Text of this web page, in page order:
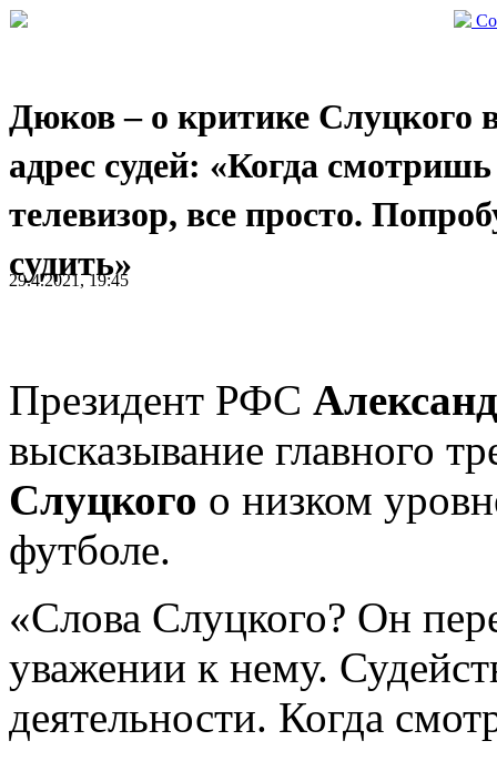
Дюков – о критике Слуцкого
адрес судей: «Когда смотришь
телевизор, все просто.
судить»
29.4.2021, 19:45
Президент РФС
высказывание главного
Слуцкого о низком
футболе.
«Слова Слуцкого? Он
уважении к нему.
деятельности. Когда